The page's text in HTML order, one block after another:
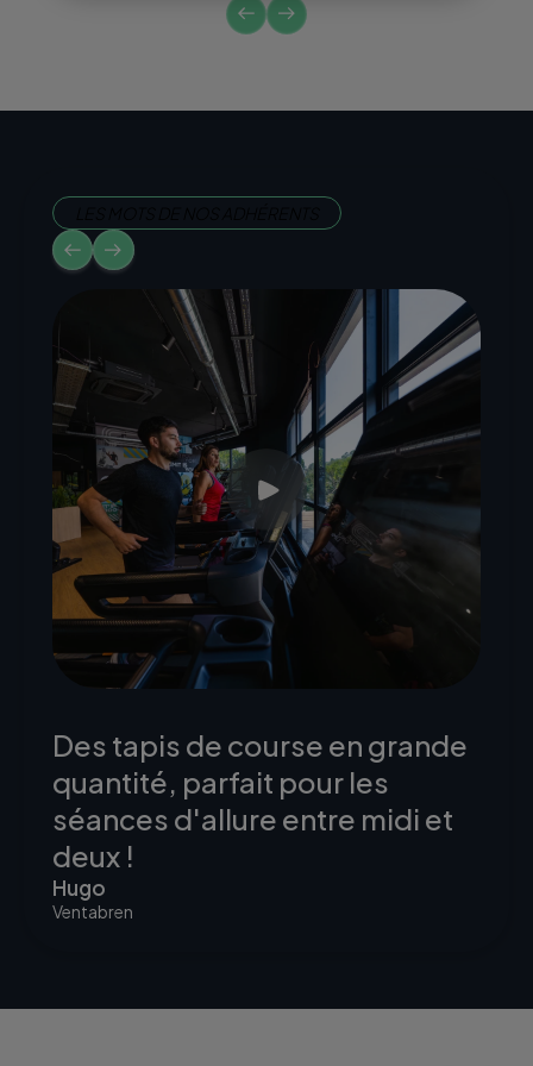
Des tapis de course en grande
quantité, parfait pour les
séances d'allure entre midi et
deux !
Hugo
Ventabren